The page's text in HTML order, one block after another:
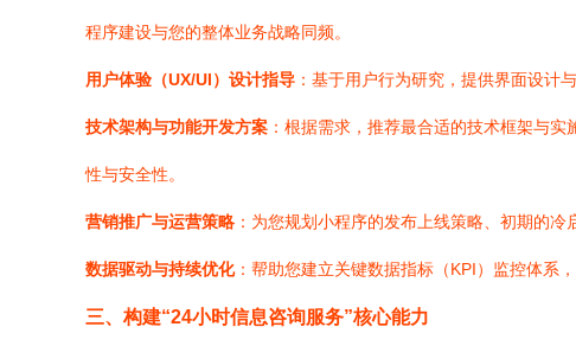
程序建设与您的整体业务战略同频。
用户体验（UX/UI）设计指导 ：基于用户行为研究，提供界面设计
技术架构与功能开发方案 ：根据需求，推荐最合适的技术框架与
性与安全性。
营销推广与运营策略 ：为您规划小程序的发布上线策略、初期的
数据驱动与持续优化：帮助您建立关键数据指标（KPI）监控体系
三、构建“24小时信息咨询服务”核心能力